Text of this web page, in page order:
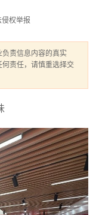
侵权举报
责信息内容的真实
责任，请慎重选择交